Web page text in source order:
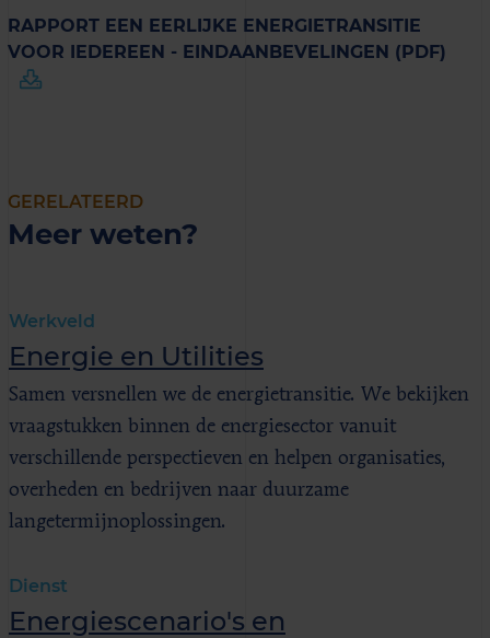
RAPPORT EEN EERLIJKE ENERGIETRANSITIE
VOOR IEDEREEN - EINDAANBEVELINGEN (PDF)
GERELATEERD
Meer weten?
Werkveld
Energie en Utilities
Samen versnellen we de energietransitie. We bekijken
vraagstukken binnen de energiesector vanuit
verschillende perspectieven en helpen organisaties,
overheden en bedrijven naar duurzame
langetermijnoplossingen.
Dienst
Energiescenario's en